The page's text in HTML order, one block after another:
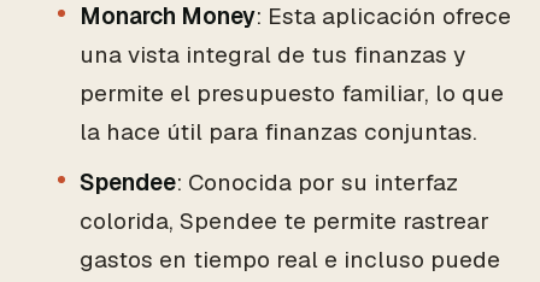
Monarch Money: Esta aplicación ofrece
una vista integral de tus finanzas y
permite el presupuesto familiar, lo que
la hace útil para finanzas conjuntas.
Spendee: Conocida por su interfaz
colorida, Spendee te permite rastrear
gastos en tiempo real e incluso puede